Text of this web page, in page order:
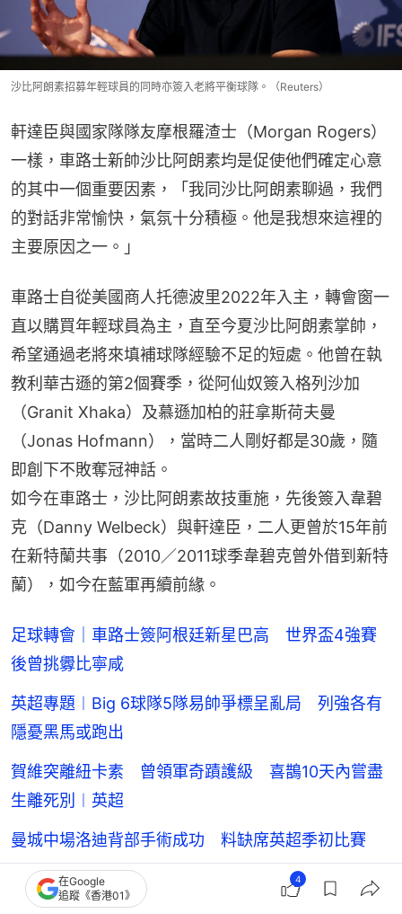
沙比阿朗素招募年輕球員的同時亦簽入老將平衡球隊。（Reuters）
軒達臣與國家隊隊友摩根羅渣士（Morgan Rogers）
一樣，車路士新帥沙比阿朗素均是促使他們確定心意
的其中一個重要因素，「我同沙比阿朗素聊過，我們
的對話非常愉快，氣氛十分積極。他是我想來這裡的
主要原因之一。」
車路士自從美國商人托德波里2022年入主，轉會窗一
直以購買年輕球員為主，直至今夏沙比阿朗素掌帥，
希望通過老將來填補球隊經驗不足的短處。他曾在執
教利華古遜的第2個賽季，從阿仙奴簽入格列沙加
（Granit Xhaka）及慕遜加柏的莊拿斯荷夫曼
（Jonas Hofmann），當時二人剛好都是30歲，隨
即創下不敗奪冠神話。
如今在車路士，沙比阿朗素故技重施，先後簽入韋碧
克（Danny Welbeck）與軒達臣，二人更曾於15年前
在新特蘭共事（2010／2011球季韋碧克曾外借到新特
蘭），如今在藍軍再續前緣。
足球轉會｜車路士簽阿根廷新星巴高 世界盃4強賽
後曾挑釁比寧咸
英超專題︱Big 6球隊5隊易帥爭標呈亂局 列強各有
隱憂黑馬或跑出
賀維突離紐卡素 曾領軍奇蹟護級 喜鵲10天內嘗盡
生離死別︱英超
曼城中場洛迪背部手術成功 料缺席英超季初比賽
英足總推新例防門將「詐傷」獲益 8月聯賽盃率先
試行
在Google
追蹤《香港01》
4